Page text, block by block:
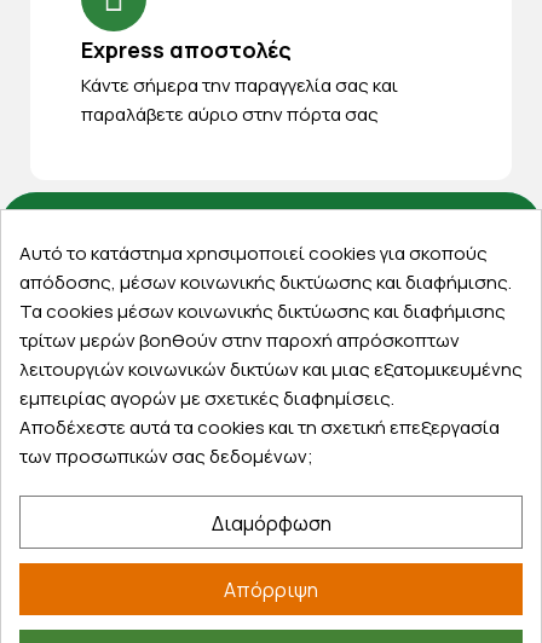
Express αποστολές
Κάντε σήμερα την παραγγελία σας και
παραλάβετε αύριο στην πόρτα σας
Εξυπηρέτηση πελατών
Λογαριασμός
Τα αγαπημένα μου
Τρόποι παραγγελίας
Τρόποι πληρωμής
Έξοδα αποστολής
Πληροφορίες
Αυτό το κατάστημα χρησιμοποιεί cookies για σκοπούς
απόδοσης, μέσων κοινωνικής δικτύωσης και διαφήμισης.
Τα cookies μέσων κοινωνικής δικτύωσης και διαφήμισης
τρίτων μερών βοηθούν στην παροχή απρόσκοπτων
λειτουργιών κοινωνικών δικτύων και μιας εξατομικευμένης
εμπειρίας αγορών με σχετικές διαφημίσεις.
Αποδέχεστε αυτά τα cookies και τη σχετική επεξεργασία
των προσωπικών σας δεδομένων;
Διαμόρφωση
Απόρριψη